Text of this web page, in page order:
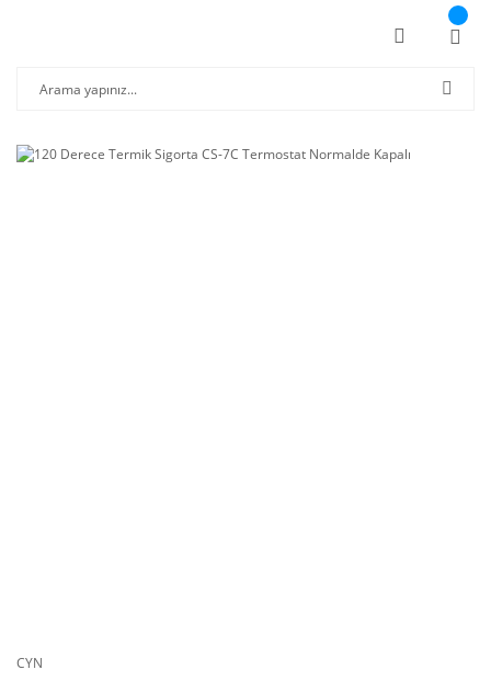
CYN